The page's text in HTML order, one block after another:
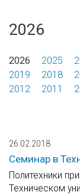
2026
2026 2025
2019
2018
2012
2011
26.02.2018
Семинар в
Политехники
Техническом